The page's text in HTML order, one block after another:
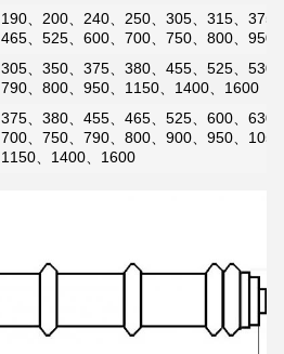
190、200、240、250、305、315、375
465、525、600、700、750、800、950
305、350、375、380、455、525、530
790、800、950、1150、1400、1600
375、380、455、465、525、600、630
700、750、790、800、900、950、
1150、1400、1600